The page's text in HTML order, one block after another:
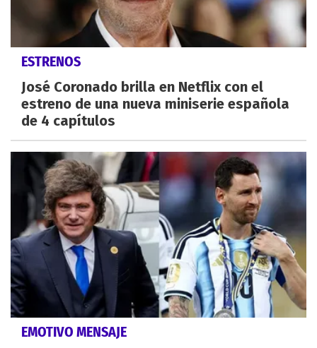
ESTRENOS
José Coronado brilla en Netflix con el
estreno de una nueva miniserie española
de 4 capítulos
EMOTIVO MENSAJE